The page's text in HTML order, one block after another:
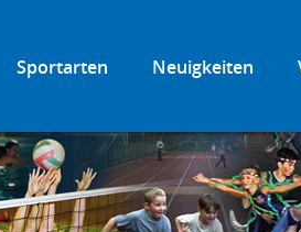
Neuigkeiten
Sportarten